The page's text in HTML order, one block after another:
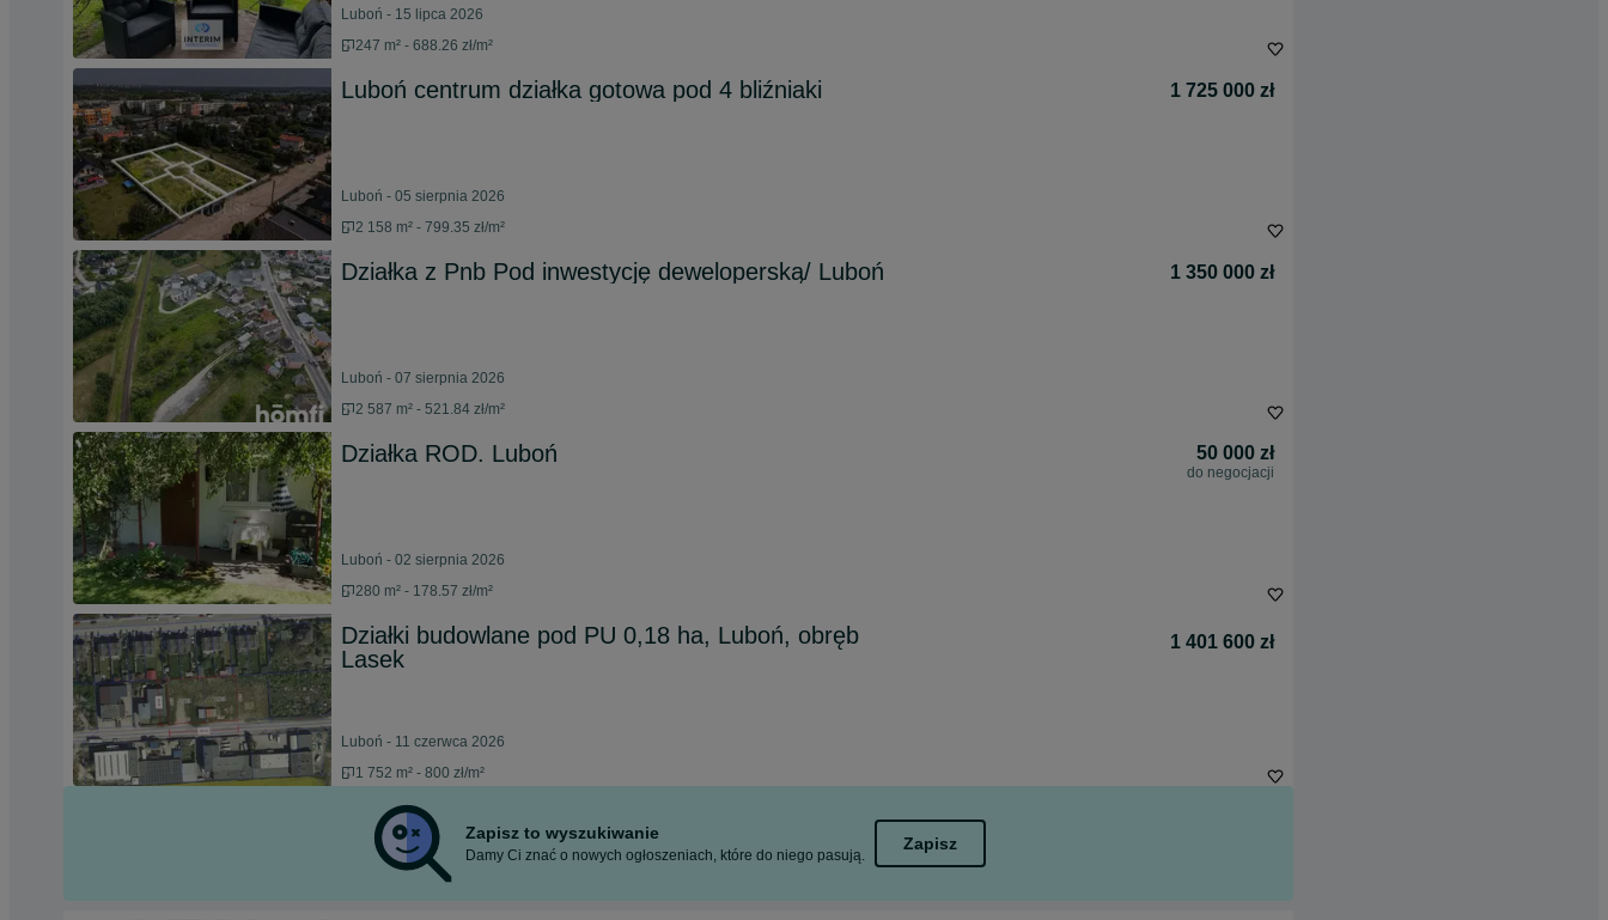
Luboń - 15 lipca 2026
247 m² - 688.26 zł/m²
Luboń centrum działka gotowa pod 4 bliźniaki 1 725 000 zł
Luboń - 05 sierpnia 2026
2 158 m² - 799.35 zł/m²
Działka z Pnb Pod inwestycję deweloperską/ Luboń 1 350 000 zł
Luboń - 07 sierpnia 2026
2 587 m² - 521.84 zł/m²
Działka ROD. Luboń 50 000 zł
do negocjacji
Luboń - 02 sierpnia 2026
280 m² - 178.57 zł/m²
Działki budowlane pod PU 0,18 ha, Luboń, obręb
Lasek
1 401 600 zł
Luboń - 11 czerwca 2026
1 752 m² - 800 zł/m²
Zapisz to wyszukiwanie
Damy Ci znać o nowych ogłoszeniach, które do niego pasują.
Zapisz